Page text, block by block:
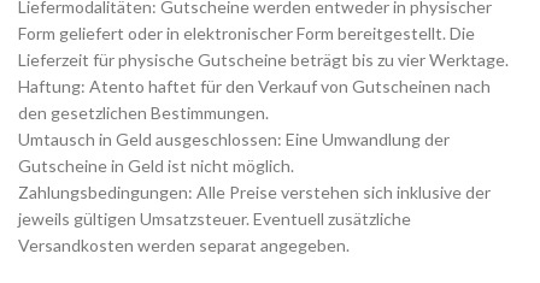
Liefermodalitäten: Gutscheine werden entweder in physischer
Form geliefert oder in elektronischer Form bereitgestellt. Die
Lieferzeit für physische Gutscheine beträgt bis zu vier Werktage.
Haftung: Atento haftet für den Verkauf von Gutscheinen nach
den gesetzlichen Bestimmungen.
Umtausch in Geld ausgeschlossen: Eine Umwandlung der
Gutscheine in Geld ist nicht möglich.
Zahlungsbedingungen: Alle Preise verstehen sich inklusive der
jeweils gültigen Umsatzsteuer. Eventuell zusätzliche
Versandkosten werden separat angegeben.